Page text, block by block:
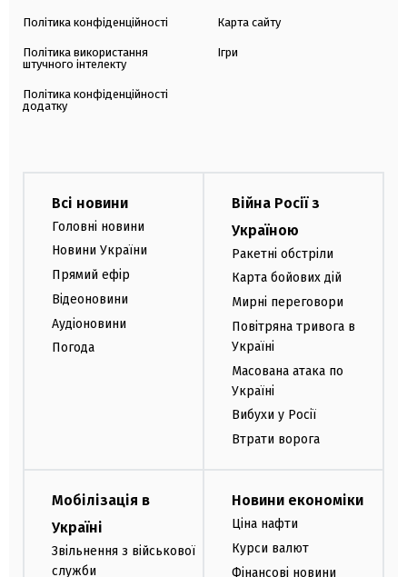
Політика конфіденційності
Політика використання
штучного інтелекту
Політика конфіденційності
додатку
Карта сайту
Ігри
Всі новини
Головні новини
Новини України
Прямий ефір
Відеоновини
Аудіоновини
Погода
Війна Росії з
Україною
Ракетні обстріли
Карта бойових дій
Мирні переговори
Повітряна тривога в
Україні
Масована атака по
Україні
Вибухи у Росії
Втрати ворога
Мобілізація в
Україні
Звільнення з військової
служби
Новини економіки
Ціна нафти
Курси валют
Фінансові новини